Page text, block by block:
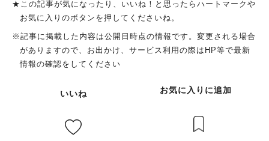
★この記事が気になったり、いいね！と思ったらハートマークや
お気に入りのボタンを押してくださいね。
※記事に掲載した内容は公開日時点の情報です。変更される場合
がありますので、お出かけ、サービス利用の際はHP等で最新
情報の確認をしてください
いいね お気に入りに追加